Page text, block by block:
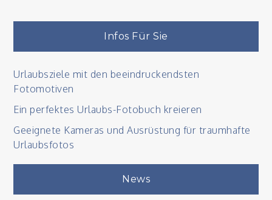
Infos Für Sie
Urlaubsziele mit den beeindruckendsten
Fotomotiven
Ein perfektes Urlaubs-Fotobuch kreieren
Geeignete Kameras und Ausrüstung für traumhafte
Urlaubsfotos
News